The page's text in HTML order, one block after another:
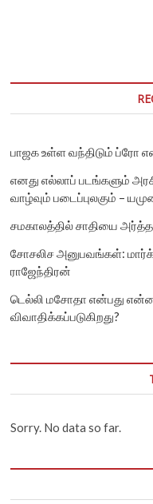
பாஜக உள்ள வந்திடும் ப்ரோ
எனது எல்லாப் படங்களும்
வாழ்வும் படைப்புலகும் –
சமகாலத்தில் சாதியை
சோசலிச அனுபவங்கள்:
ராஜேந்திரன்
டெல்லி மசோதா என்பது
விவாதிக்கப்படுகிறது?
Sorry. No data so far.